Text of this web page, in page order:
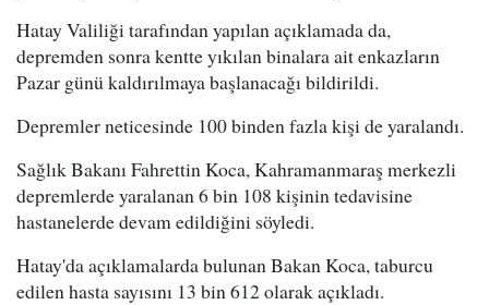
Hatay Valiliği tarafından yapılan açıklamada da,
depremden sonra kentte yıkılan binalara ait enkazların
Pazar günü kaldırılmaya başlanacağı bildirildi.
Depremler neticesinde 100 binden fazla kişi de yaralandı.
Sağlık Bakanı Fahrettin Koca, Kahramanmaraş merkezli
depremlerde yaralanan 6 bin 108 kişinin tedavisine
hastanelerde devam edildiğini söyledi.
Hatay'da açıklamalarda bulunan Bakan Koca, taburcu
edilen hasta sayısını 13 bin 612 olarak açıkladı.